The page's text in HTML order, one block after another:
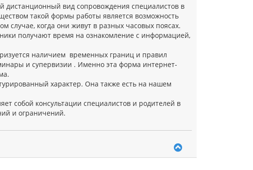
дистанционный вид сопровождения специалистов в
такой формы работы является возможность
случае, когда они живут в разных часовых поясах.
получают время на ознакомление с информацией,
наличием временных границ и правил
и супервизии . Именно эта форма интернет-
характер. Она также есть на нашем
собой консультации специалистов и родителей в
и ограничений.